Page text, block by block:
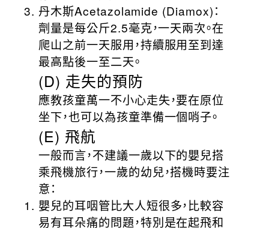
丹木斯Acetazolamide (Diamox)：
劑量是每公斤2.5毫克，一天兩次。在
爬山之前一天服用，持續服用至到達
最高點後一至二天。
(D) 走失的預防
應教孩童萬一不小心走失，要在原位
坐下，也可以為孩童準備一個哨子。
(E) 飛航
一般而言，不建議一歲以下的嬰兒搭
乘飛機旅行，一歲的幼兒，搭機時要注
意：
嬰兒的耳咽管比大人短很多，比較容
易有耳朵痛的問題，特別是在起飛和